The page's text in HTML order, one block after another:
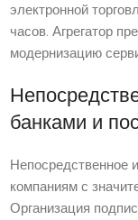
электронной
часов. Агрегатор
модернизацию
банками и
Непосредственное
компаниям с
Организация